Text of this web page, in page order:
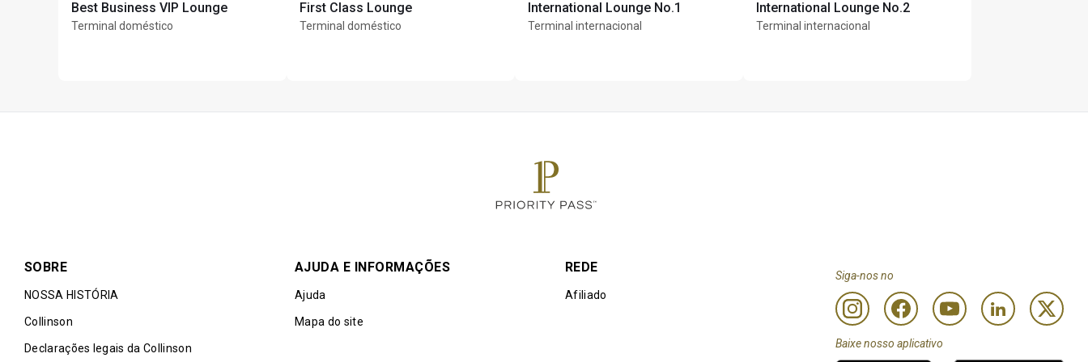
Best Business VIP Lounge
Terminal doméstico
First Class Lounge
Terminal doméstico
International Lounge No.1
Terminal internacional
International Lounge No.2
Terminal internacional
SOBRE
NOSSA HISTÓRIA
Collinson
Declarações legais da Collinson
AJUDA E INFORMAÇÕES
Ajuda
Mapa do site
REDE
Afiliado
Siga-nos no
Baixe nosso aplicativo